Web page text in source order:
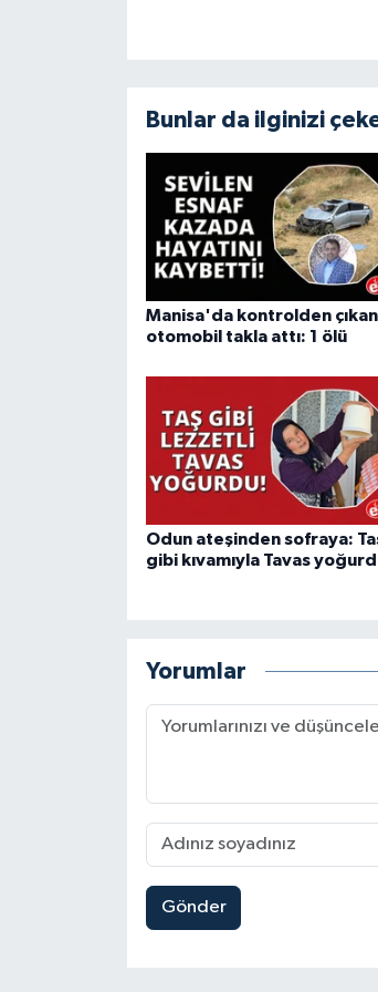
Bunlar da ilginizi
Manisa'da kontrolden çıkan
otomobil takla attı: 1 ölü
Odun ateşinden sofraya:
gibi kıvamıyla Tavas
Yorumlar
Gönder